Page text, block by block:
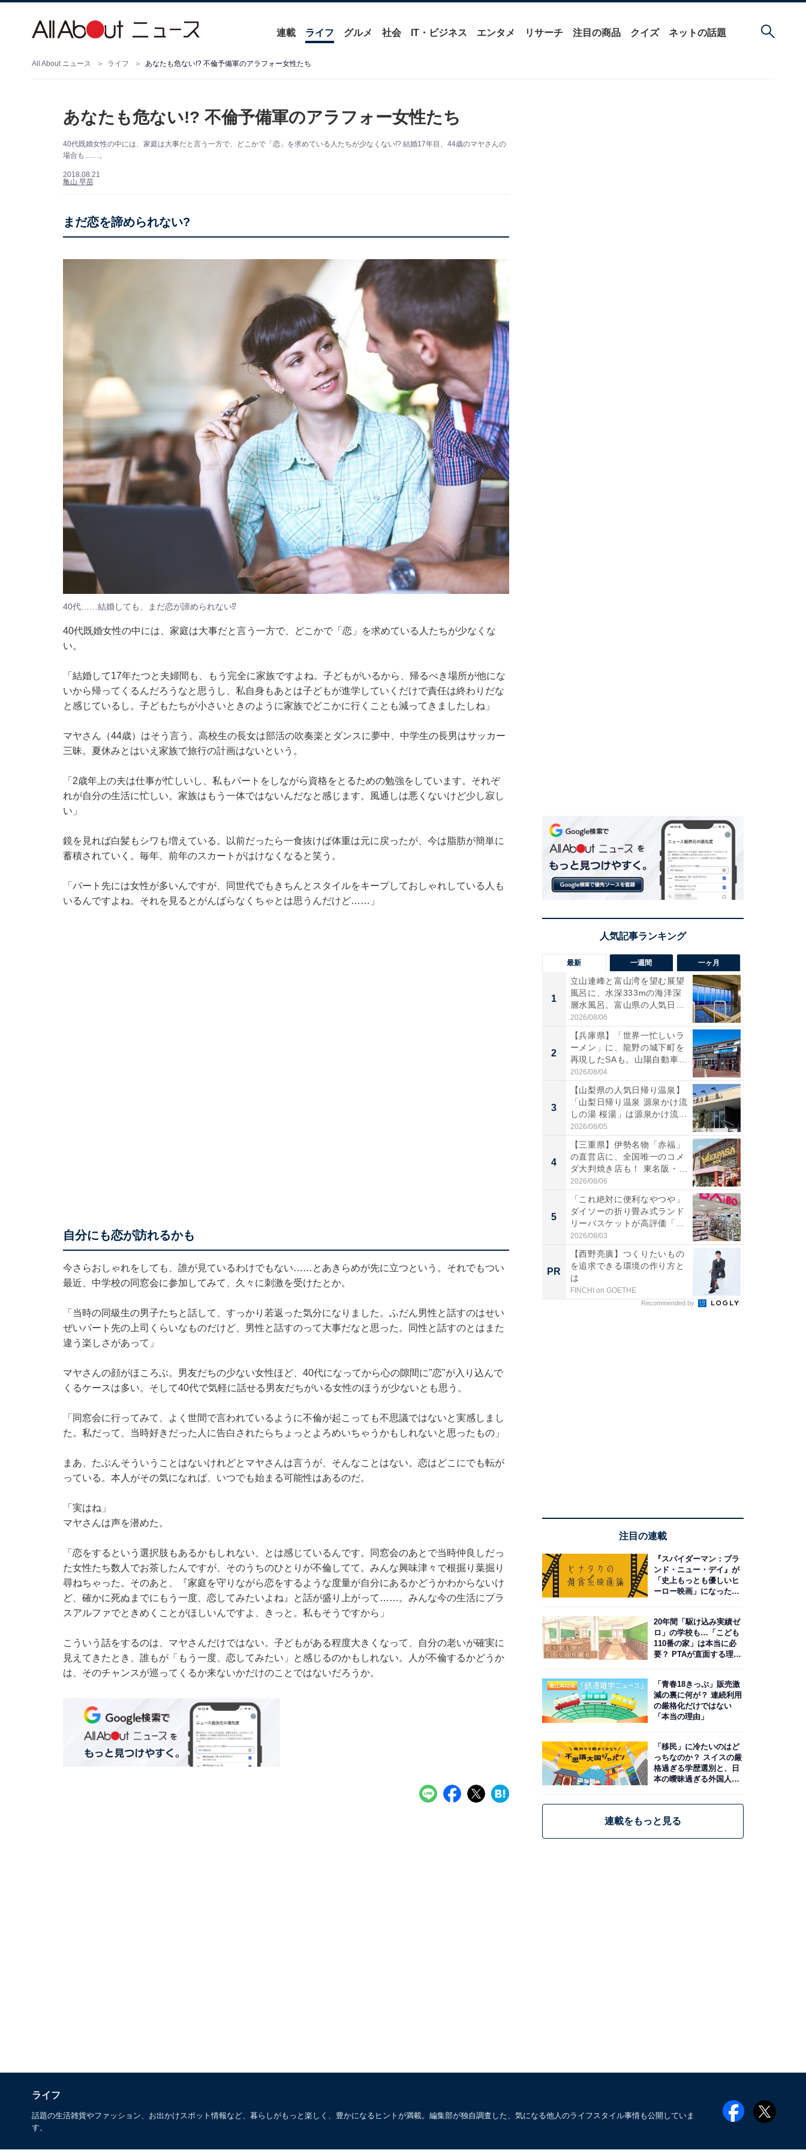
連載 ライフ グルメ 社会 IT・ビジネス エンタメ リサーチ 注目の商品 クイズ ネットの話題
All About ニュース ライフ あなたも危ない!? 不倫予備軍のアラフォー女性たち
あなたも危ない!? 不倫予備軍のアラフォー女性たち
40代既婚女性の中には、家庭は大事だと言う一方で、どこかで「恋」を求めている人たちが少なくない!? 結婚17年目、44歳のマヤさんの
場合も……。
2018.08.21
亀山 早苗
まだ恋を諦められない?
40代……結婚しても、まだ恋が諦められない⁉
40代既婚女性の中には、家庭は大事だと言う一方で、どこかで「恋」を求めている人たちが少なくな
い。
「結婚して17年たつと夫婦間も、もう完全に家族ですよね。子どもがいるから、帰るべき場所が他にな
いから帰ってくるんだろうなと思うし、私自身もあとは子どもが進学していくだけで責任は終わりだな
と感じているし。子どもたちが小さいときのように家族でどこかに行くことも減ってきましたしね」
マヤさん（44歳）はそう言う。高校生の長女は部活の吹奏楽とダンスに夢中、中学生の長男はサッカー
三昧。夏休みとはいえ家族で旅行の計画はないという。
「2歳年上の夫は仕事が忙しいし、私もパートをしながら資格をとるための勉強をしています。それぞ
れが自分の生活に忙しい。家族はもう一体ではないんだなと感じます。風通しは悪くないけど少し寂し
い」
鏡を見れば白髪もシワも増えている。以前だったら一食抜けば体重は元に戻ったが、今は脂肪が簡単に
蓄積されていく。毎年、前年のスカートがはけなくなると笑う。
「パート先には女性が多いんですが、同世代でもきちんとスタイルをキープしておしゃれしている人も
いるんですよね。それを見るとがんばらなくちゃとは思うんだけど……」
自分にも恋が訪れるかも
今さらおしゃれをしても、誰が見ているわけでもない……とあきらめが先に立つという。それでもつい
最近、中学校の同窓会に参加してみて、久々に刺激を受けたとか。
「当時の同級生の男子たちと話して、すっかり若返った気分になりました。ふだん男性と話すのはせい
ぜいパート先の上司くらいなものだけど、男性と話すのって大事だなと思った。同性と話すのとはまた
違う楽しさがあって」
マヤさんの顔がほころぶ。男友だちの少ない女性ほど、40代になってから心の隙間に"恋"が入り込んで
くるケースは多い。そして40代で気軽に話せる男友だちがいる女性のほうが少ないとも思う。
「同窓会に行ってみて、よく世間で言われているように不倫が起こっても不思議ではないと実感しまし
た。私だって、当時好きだった人に告白されたらちょっとよろめいちゃうかもしれないと思ったもの」
まあ、たぶんそういうことはないけれどとマヤさんは言うが、そんなことはない。恋はどこにでも転が
っている。本人がその気になれば、いつでも始まる可能性はあるのだ。
「実はね」
マヤさんは声を潜めた。
「恋をするという選択肢もあるかもしれない、とは感じているんです。同窓会のあとで当時仲良しだっ
た女性たち数人でお茶したんですが、そのうちのひとりが不倫してて。みんな興味津々で根掘り葉掘り
尋ねちゃった。そのあと、『家庭を守りながら恋をするような度量が自分にあるかどうかわからないけ
ど、確かに死ぬまでにもう一度、恋してみたいよね』と話が盛り上がって……。みんな今の生活にプラ
スアルファでときめくことがほしいんですよ、きっと。私もそうですから」
こういう話をするのは、マヤさんだけではない。子どもがある程度大きくなって、自分の老いが確実に
見えてきたとき、誰もが「もう一度、恋してみたい」と感じるのかもしれない。人が不倫するかどうか
は、そのチャンスが巡ってくるか来ないかだけのことではないだろうか。
最新 一週間 一ヶ月
1
立山連峰と富山湾を望む展望
風呂に、水深333mの海洋深
層水風呂。富山県の人気日
帰...
2026/08/06
2
【兵庫県】「世界一忙しいラ
ーメン」に、龍野の城下町を
再現したSAも。山陽自動車
道...
2026/08/04
3
【山梨県の人気日帰り温泉】
「山梨日帰り温泉 源泉かけ流
しの湯 桜湯」は源泉かけ流...
2026/08/05
4
【三重県】伊勢名物「赤福」
の直営店に、全国唯一のコメ
ダ大判焼き店も！ 東名阪・
伊...
2026/08/06
5
「これ絶対に便利なやつや」
ダイソーの折り畳み式ランド
リーバスケットが高評価「使
わ...
2026/08/03
PR
【西野亮廣】つくりたいもの
を追求できる環境の作り方と
は
FINCHI on GOETHE
Recommended by
注目の連載
『スパイダーマン：ブラ
ンド・ニュー・デイ』が
「史上もっとも優しいヒ
ーロー映画」になった理
20年間「駆け込み実績ゼ
ロ」の学校も…「こども
110番の家」は本当に必
要？ PTAが直面する理想
「青春18きっぷ」販売激
減の裏に何が？ 連続利用
の厳格化だけではない
「本当の理由」
「移民」に冷たいのはど
っちなのか？ スイスの厳
格過ぎる学歴選別と、日
本の曖昧過ぎる外国人政
連載をもっと見る
ライフ
話題の生活雑貨やファッション、お出かけスポット情報など、暮らしがもっと楽しく、豊かになるヒントが満載。編集部が独自調査した、気になる他人のライフスタイル事情も公開していま
す。